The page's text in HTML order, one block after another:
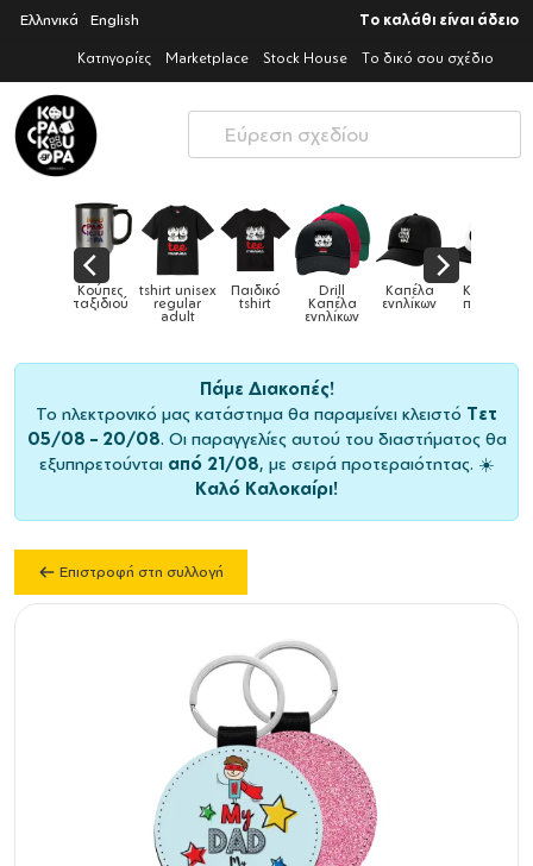
Ελληνικά English Το καλάθι είναι άδειο
Κατηγορίες Marketplace Stock House Το δικό σου σχέδιο
Drill
Καπέλα
Καπέλα
ενηλίκων
Καπέλα
παιδικά Κούπες Κούπες
ειδικές
Πάμε Διακοπές!
Το ηλεκτρονικό μας κατάστημα θα παραμείνει κλειστό Τετ
05/08 – 20/08. Οι παραγγελίες αυτού του διαστήματος θα
εξυπηρετούνται από 21/08, με σειρά προτεραιότητας. ☀️
Καλό Καλοκαίρι!
Επιστροφή στη συλλογή